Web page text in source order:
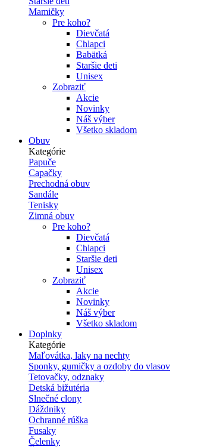
Mamičky
Pre koho?
Dievčatá
Chlapci
Babätká
Staršie deti
Unisex
Zobraziť
Akcie
Novinky
Náš výber
Všetko skladom
Obuv
Kategórie
Papuče
Capačky
Prechodná obuv
Sandále
Tenisky
Zimná obuv
Pre koho?
Dievčatá
Chlapci
Staršie deti
Unisex
Zobraziť
Akcie
Novinky
Náš výber
Všetko skladom
Doplnky
Kategórie
Maľovátka, laky na nechty
Sponky, gumičky a ozdoby do vlasov
Tetovačky, odznaky
Detská bižutéria
Slnečné clony
Dáždniky
Ochranné rúška
Fusaky
Čelenky